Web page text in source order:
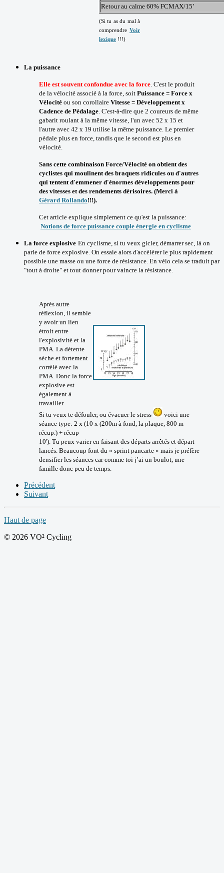
Retour au calme 60% FCMAX/15’
(Si tu as du mal à
comprendre Voir
lexique !!!)
La puissance
Elle est souvent confondue avec la force. C'est le produit
de la vélocité associé à la force, soit Puissance = Force x
Vélocité ou son corollaire Vitesse = Développement x
Cadence de Pédalage. C'est-à-dire que 2 coureurs de même
gabarit roulant à la même vitesse, l'un avec 52 x 15 et
l'autre avec 42 x 19 utilise la même puissance. Le premier
pédale plus en force, tandis que le second est plus en
vélocité.
Sans cette combinaison Force/Vélocité on obtient des
cyclistes qui moulinent des braquets ridicules ou d'autres
qui tentent d'emmener d'énormes développements pour
des vitesses et des rendements dérisoires. (Merci à
Gérard Rollando!!!).
Cet article explique simplement ce qu'est la puissance:
Notions de force puissance couple énergie en cyclisme
La force explosive En cyclisme, si tu veux gicler, démarrer sec, là on
parle de force explosive. On essaie alors d'accélérer le plus rapidement
possible une masse ou une force de résistance. En vélo cela se traduit par
"tout à droite" et tout donner pour vaincre la résistance.
Après autre
réflexion, il semble
y avoir un lien
étroit entre
l'explosivité et la
PMA. La détente
sèche et fortement
corrélé avec la
PMA. Donc la force
explosive est
également à
travailler.
Si tu veux te défouler, ou évacuer le stress
voici une
séance type: 2 x (10 x (200m à fond, la plaque, 800 m
récup.) + récup
10'). Tu peux varier en faisant des départs arrêtés et départ
lancés. Beaucoup font du « sprint pancarte » mais je préfère
densifier les séances car comme toi j’ai un boulot, une
famille donc peu de temps.
Précédent
Suivant
Haut de page
© 2026 VO² Cycling